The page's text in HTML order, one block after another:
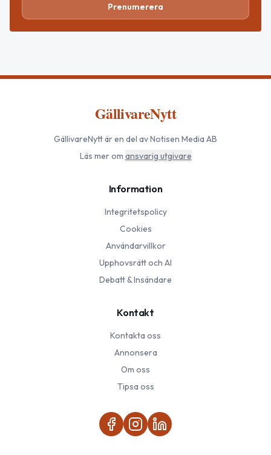
Prenumerera
GällivareNytt
GällivareNyttär en del av Notisen Media AB
Läs mer om ansvarig utgivare
Information
Integritetspolicy
Cookies
Användarvillkor
Upphovsrätt och AI
Debatt & Insändare
Kontakt
Kontakta oss
Annonsera
Om oss
Tipsa oss